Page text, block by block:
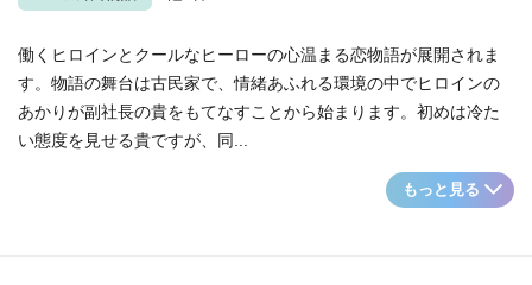
働くヒロインとクールなヒーローの心温まる恋物語が展開されま
す。物語の舞台は古民家で、情緒あふれる環境の中でヒロインの
あかりが副社長の貴をもてなすことから始まります。初めは冷た
い態度を見せる貴ですが、同...
もっと見る